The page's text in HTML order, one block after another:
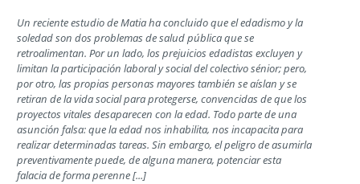
Un reciente estudio de Matia ha concluido que el edadismo y la
soledad son dos problemas de salud pública que se
retroalimentan. Por un lado, los prejuicios edadistas excluyen y
limitan la participación laboral y social del colectivo sénior; pero,
por otro, las propias personas mayores también se aíslan y se
retiran de la vida social para protegerse, convencidas de que los
proyectos vitales desaparecen con la edad. Todo parte de una
asunción falsa: que la edad nos inhabilita, nos incapacita para
realizar determinadas tareas. Sin embargo, el peligro de asumirla
preventivamente puede, de alguna manera, potenciar esta
falacia de forma perenne [...]